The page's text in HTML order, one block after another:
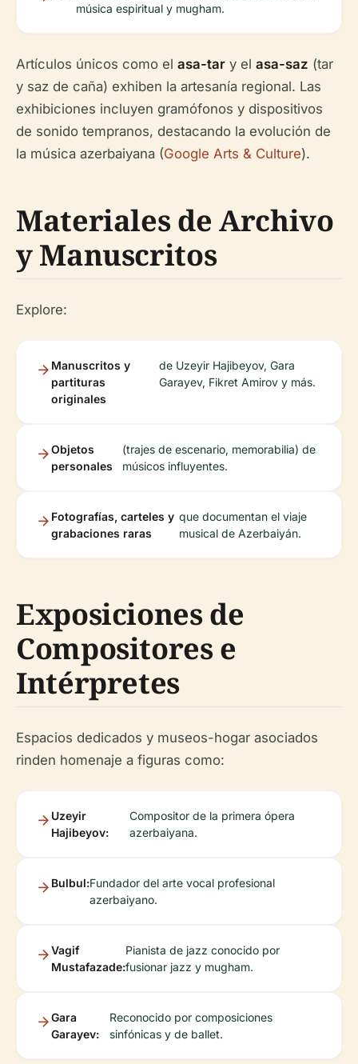
música espiritual y mugham.
Artículos únicos como el asa-tar y el asa-saz (tar
y saz de caña) exhiben la artesanía regional. Las
exhibiciones incluyen gramófonos y dispositivos
de sonido tempranos, destacando la evolución de
la música azerbaiyana (Google Arts & Culture).
Materiales de Archivo
y Manuscritos
Explore:
Manuscritos y
partituras
originales
de Uzeyir Hajibeyov, Gara
Garayev, Fikret Amirov y más.
Objetos
personales
(trajes de escenario, memorabilia) de
músicos influyentes.
Fotografías, carteles y
grabaciones raras
que documentan el viaje
musical de Azerbaiyán.
Exposiciones de
Compositores e
Intérpretes
Espacios dedicados y museos-hogar asociados
rinden homenaje a figuras como:
Uzeyir
Hajibeyov:
Compositor de la primera ópera
azerbaiyana.
Bulbul:Fundador del arte vocal profesional
azerbaiyano.
Vagif
Mustafazade:
Pianista de jazz conocido por
fusionar jazz y mugham.
Gara
Garayev:
Reconocido por composiciones
sinfónicas y de ballet.